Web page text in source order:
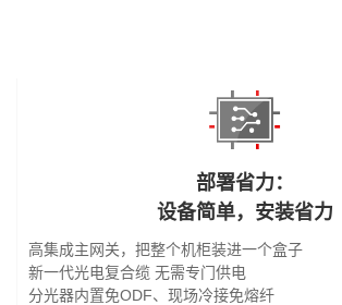
部署省力：
设备简单，安装省力
高集成主网关，把整个机柜装进一个盒子
新一代光电复合缆 无需专门供电
分光器内置免ODF、现场冷接免熔纤